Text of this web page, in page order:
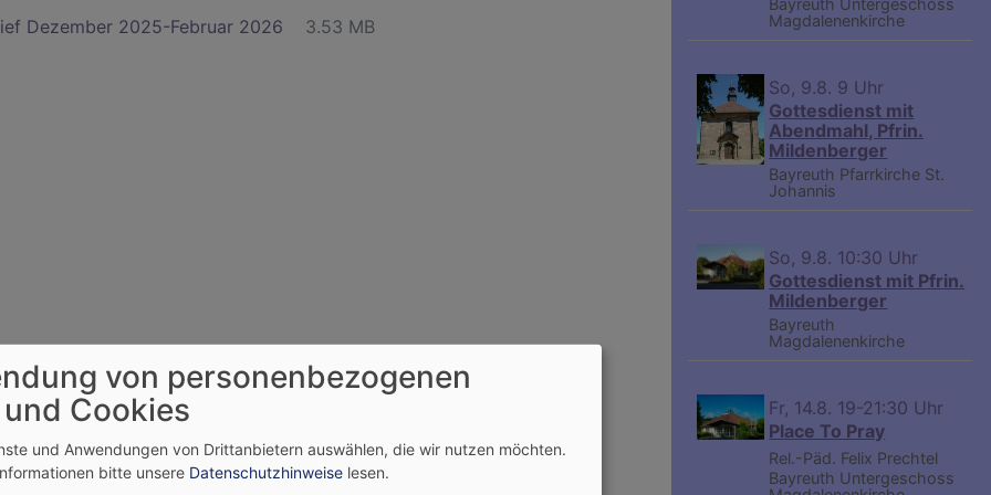
Dezember 2025-Februar 2026 3.53 MB
Bayreuth Untergeschoss
Magdalenenkirche
So, 9.8. 9 Uhr
Gottesdienst mit
Abendmahl, Pfrin.
Mildenberger
Bayreuth Pfarrkirche St.
Johannis
So, 9.8. 10:30 Uhr
Gottesdienst mit Pfrin.
Mildenberger
Bayreuth
Magdalenenkirche
Fr, 14.8. 19-21:30 Uhr
Place To Pray
Rel.-Päd. Felix Prechtel
Bayreuth Untergeschoss
von personenbezogenen
Cookies
und Anwendungen von Drittanbietern auswählen, die wir nutzen möchten.
bitte unsere Datenschutzhinweise lesen.